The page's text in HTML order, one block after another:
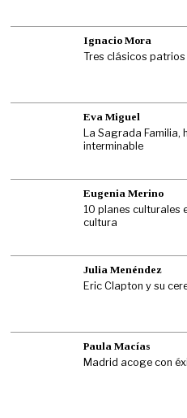
Ignacio Mora
Tres clásicos
Eva Miguel
La Sagrada Familia,
interminable
Eugenia Merino
10 planes culturales
cultura
Julia Menéndez
Eric Clapton y su
Paula Macías
Madrid acoge con